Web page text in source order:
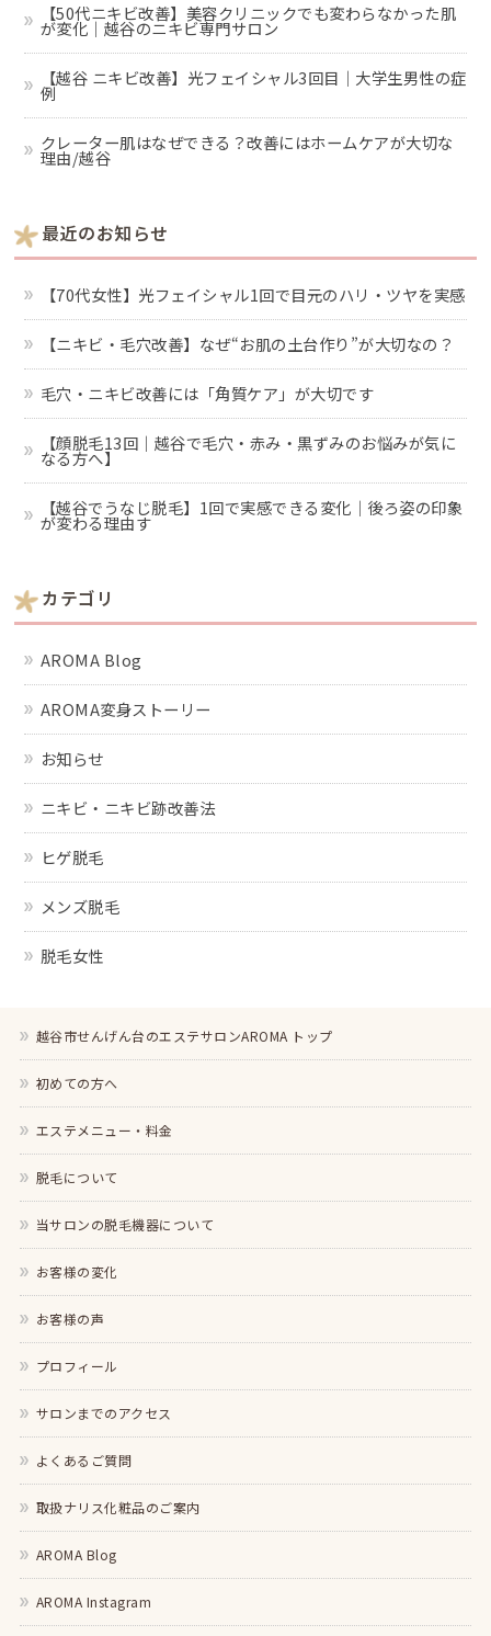
【50代ニキビ改善】美容クリニックでも変わらなかった肌
が変化｜越谷のニキビ専門サロン
【越谷 ニキビ改善】光フェイシャル3回目｜大学生男性の症
例
クレーター肌はなぜできる？改善にはホームケアが大切な
理由/越谷
最近のお知らせ
【70代女性】光フェイシャル1回で目元のハリ・ツヤを実感
【ニキビ・毛穴改善】なぜ“お肌の土台作り”が大切なの？
毛穴・ニキビ改善には「角質ケア」が大切です
【顔脱毛13回｜越谷で毛穴・赤み・黒ずみのお悩みが気に
なる方へ】
【越谷でうなじ脱毛】1回で実感できる変化｜後ろ姿の印象
が変わる理由す
カテゴリ
AROMA Blog
AROMA変身ストーリー
お知らせ
ニキビ・ニキビ跡改善法
ヒゲ脱毛
メンズ脱毛
脱毛女性
越谷市せんげん台のエステサロンAROMA トップ
初めての方へ
エステメニュー・料金
脱毛について
当サロンの脱毛機器について
お客様の変化
お客様の声
プロフィール
サロンまでのアクセス
よくあるご質問
取扱ナリス化粧品のご案内
AROMA Blog
AROMA Instagram